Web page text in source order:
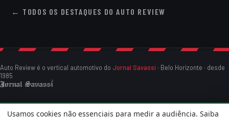
← TODOS OS DESTAQUES DO AUTO REVIEW
Auto Review é o vertical automotivo do Jornal Savassi · Belo Horizonte · desde
1985
Usamos cookies não essenciais para medir a audiência. Saiba